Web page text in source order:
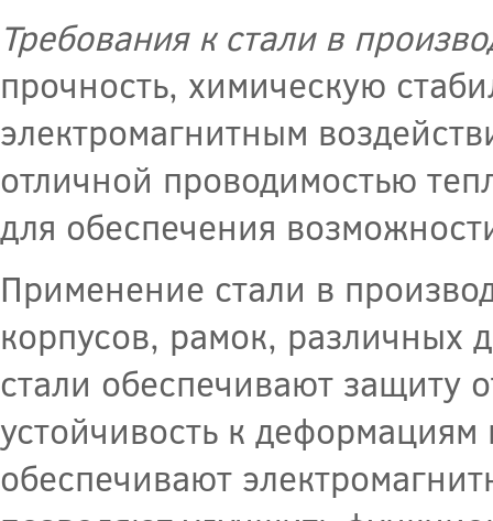
Требования к стали в
прочность, химическую
электромагнитным
отличной проводимостью
для обеспечения
Применение стали в
корпусов, рамок, различных
стали обеспечивают защиту
устойчивость к
обеспечивают